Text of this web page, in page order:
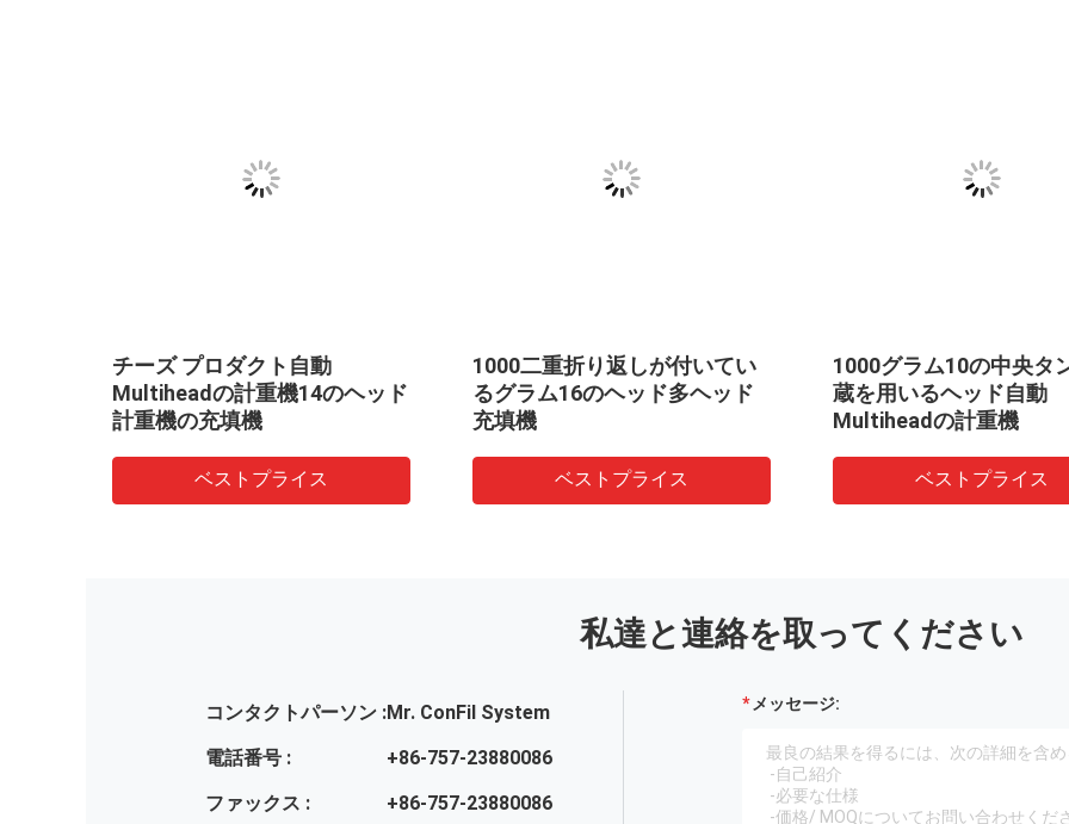
チーズ プロダクト自動
Multiheadの計重機14のヘッド
計重機の充填機
ベストプライス
1000二重折り返しが付いてい
るグラム16のヘッド多ヘッド
充填機
ベストプライス
1000グラム10の中央タ
蔵を用いるヘッド自動
Multiheadの計重機
ベストプライス
私達と連絡を取ってください
コンタクトパーソン :Mr. ConFil System
電話番号 :
+86-757-23880086
ファックス :
+86-757-23880086
メッセージ: